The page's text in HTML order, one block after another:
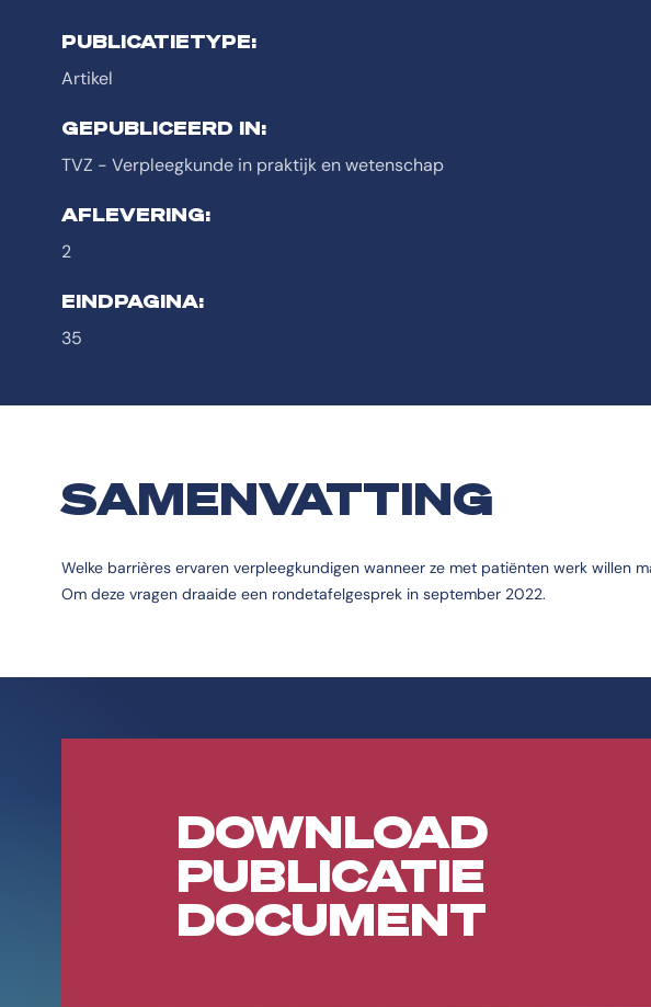
PUBLICATIETYPE:
Artikel
GEPUBLICEERD IN:
TVZ - Verpleegkunde in praktijk en wetenschap
AFLEVERING:
2
EINDPAGINA:
35
SAMENVATTING
Welke barrières ervaren verpleegkundigen wanneer ze met patiënten werk willen
Om deze vragen draaide een rondetafelgesprek in september 2022.
DOWNLOAD
PUBLICATIE
DOCUMENT